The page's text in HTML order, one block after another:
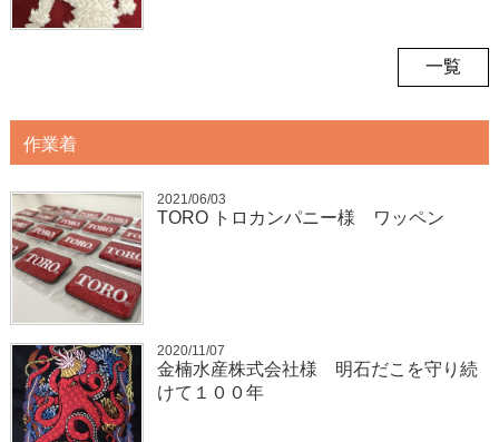
一覧
作業着
2021/06/03
TORO トロカンパニー様 ワッペン
2020/11/07
金楠水産株式会社様 明石だこを守り続
けて１００年